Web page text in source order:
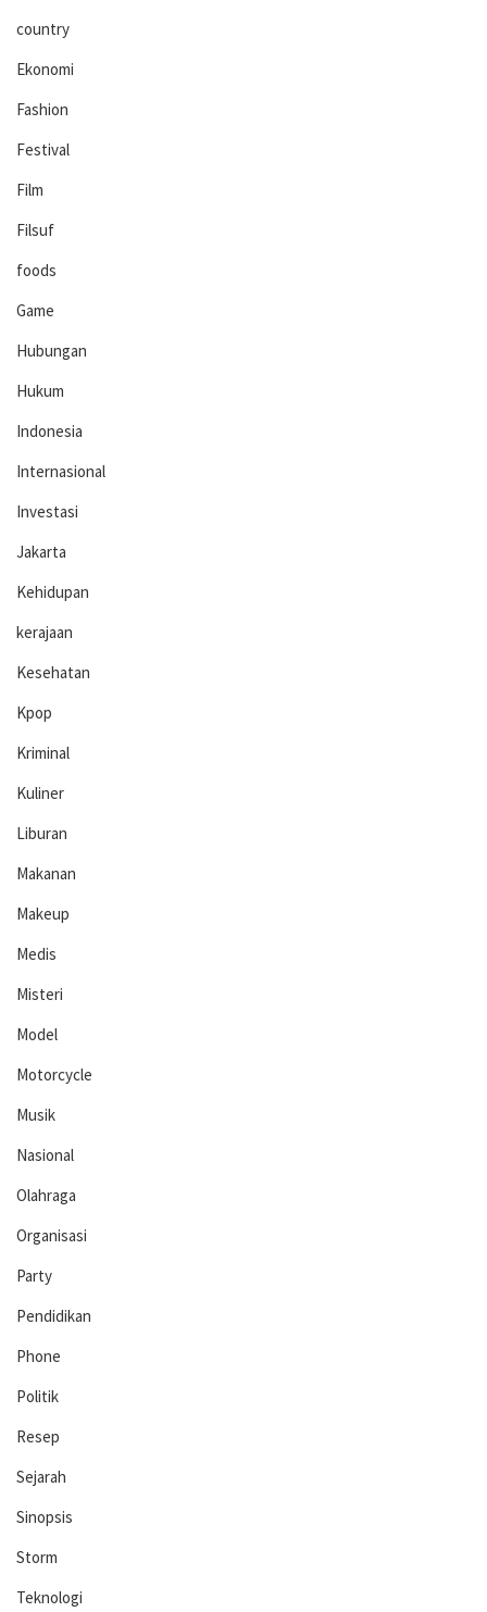
country
Ekonomi
Fashion
Festival
Film
Filsuf
foods
Game
Hubungan
Hukum
Indonesia
Internasional
Investasi
Jakarta
Kehidupan
kerajaan
Kesehatan
Kpop
Kriminal
Kuliner
Liburan
Makanan
Makeup
Medis
Misteri
Model
Motorcycle
Musik
Nasional
Olahraga
Organisasi
Party
Pendidikan
Phone
Politik
Resep
Sejarah
Sinopsis
Storm
Teknologi